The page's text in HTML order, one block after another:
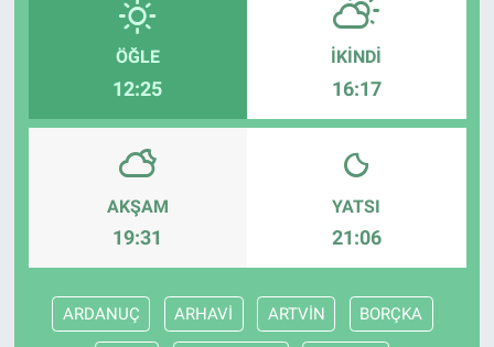
ÖĞLE
12:25
İKINDI
16:17
AKŞAM
19:31
YATSI
21:06
ARDANUÇ ARHAVİ ARTVİN BORÇKA
Teknoloji
Magazin
Nöbetçi Eczaneler